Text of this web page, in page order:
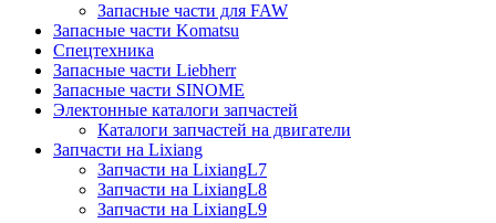
Запасные части для FAW
Запасные части Komatsu
Спецтехника
Запасные части Liebherr
Запасные части SINOME
Электонные каталоги запчастей
Каталоги запчастей на двигатели
Запчасти на Lixiang
Запчасти на LixiangL7
Запчасти на LixiangL8
Запчасти на LixiangL9